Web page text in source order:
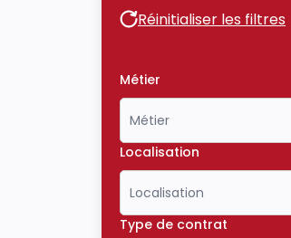
Réinitialiser
Réinitialiser les filtres
Métier
Localisation
Type de contrat